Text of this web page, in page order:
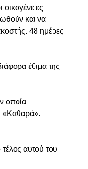
οικογένειες
και να
48 ημέρες
έθιμα της
οποία
«Καθαρά».
αυτού του